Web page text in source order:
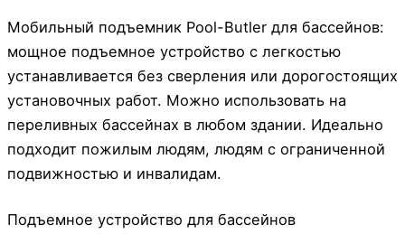
Мобильный подъемник Pool-Butler для бассейнов:
мощное подъемное устройство с легкостью
устанавливается без сверления или дорогостоящих
установочных работ. Можно использовать на
переливных бассейнах в любом здании. Идеально
подходит пожилым людям, людям с ограниченной
подвижностью и инвалидам.
Подъемное устройство для бассейнов